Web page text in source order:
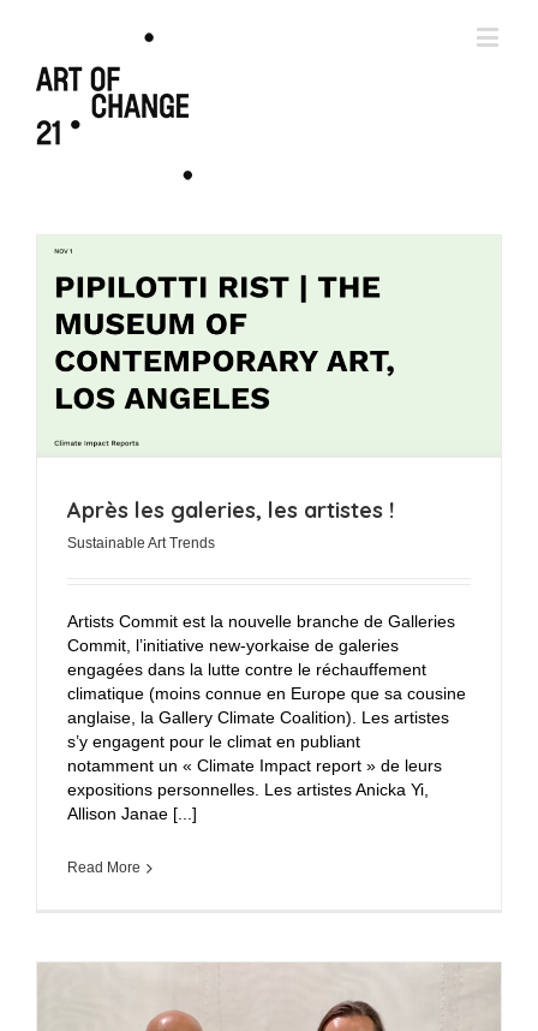
Après les galeries, les artistes !
Sustainable Art Trends
Artists Commit est la nouvelle branche de Galleries
Commit, l’initiative new-yorkaise de galeries
engagées dans la lutte contre le réchauffement
climatique (moins connue en Europe que sa cousine
anglaise, la Gallery Climate Coalition). Les artistes
s’y engagent pour le climat en publiant
notamment un « Climate Impact report » de leurs
expositions personnelles. Les artistes Anicka Yi,
Allison Janae [...]
Read More